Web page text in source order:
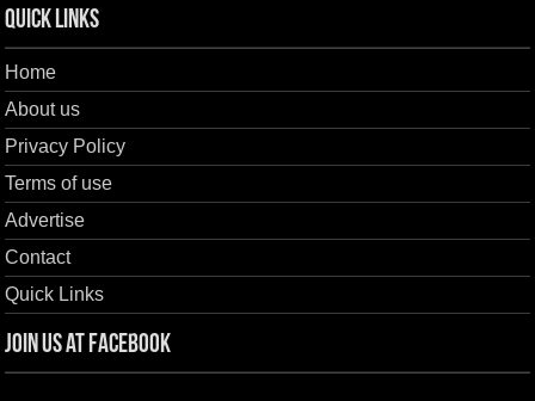
Quick Links
Home
About us
Privacy Policy
Terms of use
Advertise
Contact
Quick Links
Join us at Facebook